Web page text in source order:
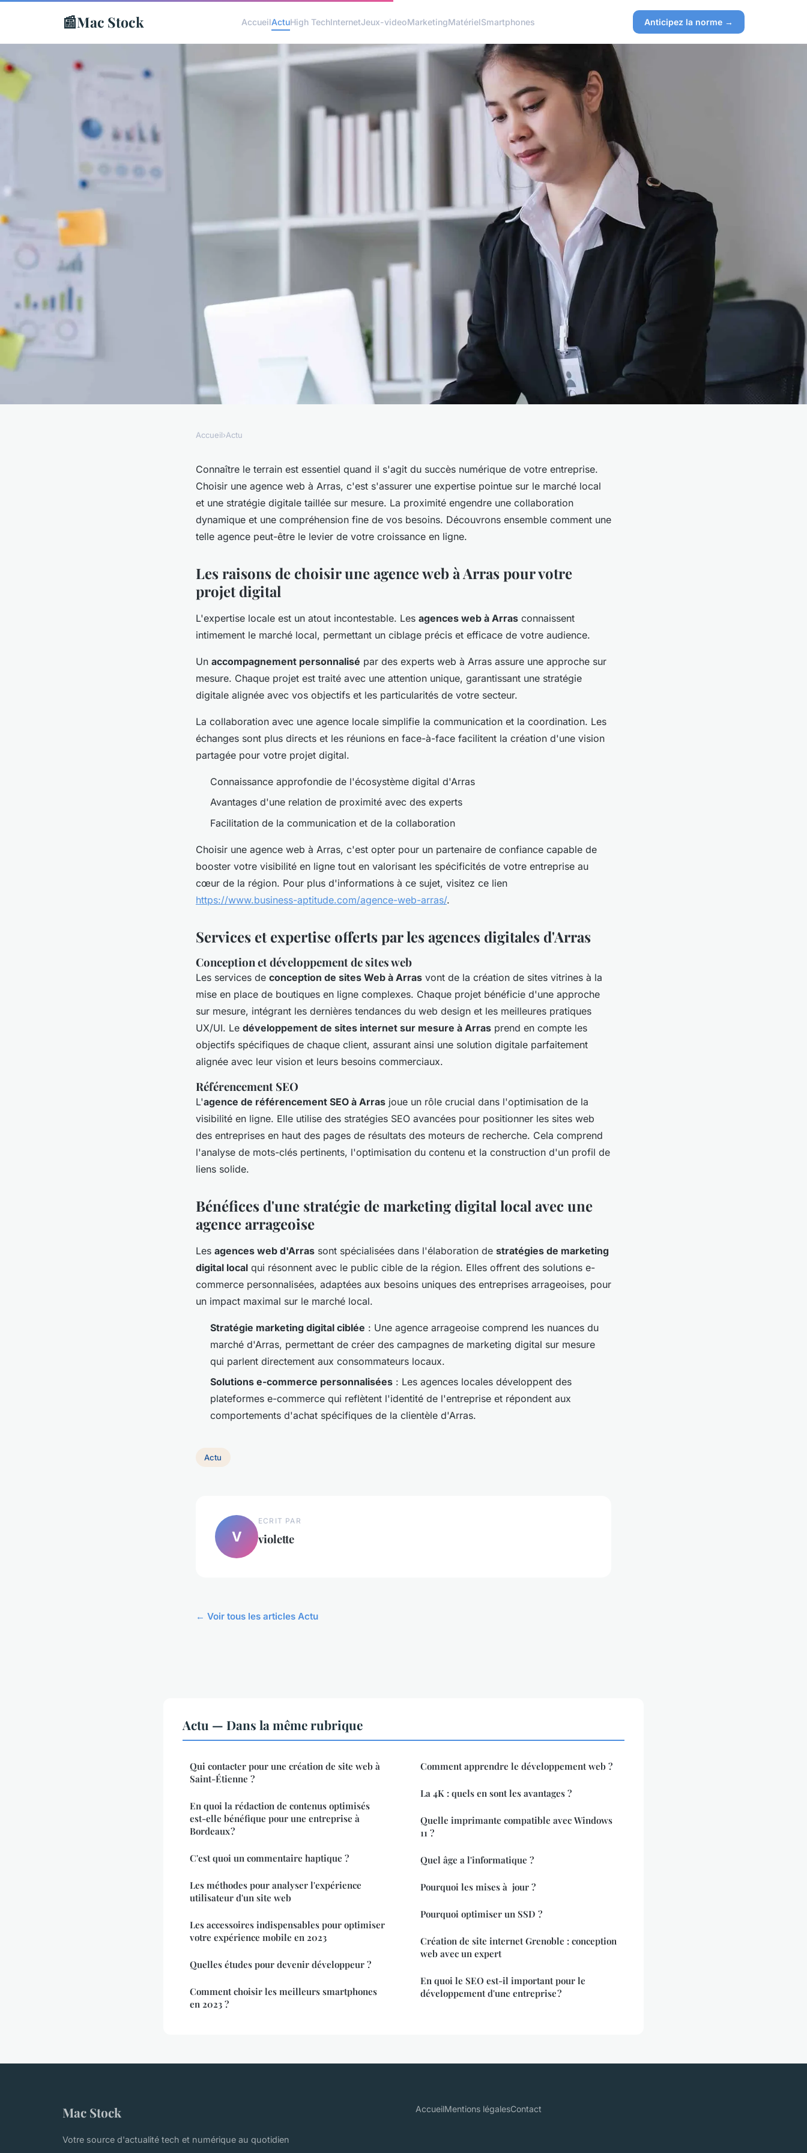
📰Mac Stock AccueilActuHigh TechInternetJeux-videoMarketingMatérielSmartphones Anticipez la norme →
Pourquoi choisir une agence web à
Arras pour votre projet ?
Accueil›Actu
Connaître le terrain est essentiel quand il s'agit du succès numérique de votre entreprise.
Choisir une agence web à Arras, c'est s'assurer une expertise pointue sur le marché local
et une stratégie digitale taillée sur mesure. La proximité engendre une collaboration
dynamique et une compréhension fine de vos besoins. Découvrons ensemble comment une
telle agence peut-être le levier de votre croissance en ligne.
Les raisons de choisir une agence web à Arras pour votre
projet digital
L'expertise locale est un atout incontestable. Les agences web à Arras connaissent
intimement le marché local, permettant un ciblage précis et efficace de votre audience.
Un accompagnement personnalisé par des experts web à Arras assure une approche sur
mesure. Chaque projet est traité avec une attention unique, garantissant une stratégie
digitale alignée avec vos objectifs et les particularités de votre secteur.
La collaboration avec une agence locale simplifie la communication et la coordination. Les
échanges sont plus directs et les réunions en face-à-face facilitent la création d'une vision
partagée pour votre projet digital.
Connaissance approfondie de l'écosystème digital d'Arras
Avantages d'une relation de proximité avec des experts
Facilitation de la communication et de la collaboration
Choisir une agence web à Arras, c'est opter pour un partenaire de confiance capable de
booster votre visibilité en ligne tout en valorisant les spécificités de votre entreprise au
cœur de la région. Pour plus d'informations à ce sujet, visitez ce lien
https://www.business-aptitude.com/agence-web-arras/.
Services et expertise offerts par les agences digitales d'Arras
Conception et développement de sites web
Les services de conception de sites Web à Arras vont de la création de sites vitrines à la
mise en place de boutiques en ligne complexes. Chaque projet bénéficie d'une approche
sur mesure, intégrant les dernières tendances du web design et les meilleures pratiques
UX/UI. Le développement de sites internet sur mesure à Arras prend en compte les
objectifs spécifiques de chaque client, assurant ainsi une solution digitale parfaitement
alignée avec leur vision et leurs besoins commerciaux.
Référencement SEO
L'agence de référencement SEO à Arras joue un rôle crucial dans l'optimisation de la
visibilité en ligne. Elle utilise des stratégies SEO avancées pour positionner les sites web
des entreprises en haut des pages de résultats des moteurs de recherche. Cela comprend
l'analyse de mots-clés pertinents, l'optimisation du contenu et la construction d'un profil de
liens solide.
Bénéfices d'une stratégie de marketing digital local avec une
agence arrageoise
Les agences web d'Arras sont spécialisées dans l'élaboration de stratégies de marketing
digital local qui résonnent avec le public cible de la région. Elles offrent des solutions e-
commerce personnalisées, adaptées aux besoins uniques des entreprises arrageoises, pour
un impact maximal sur le marché local.
Stratégie marketing digital ciblée : Une agence arrageoise comprend les nuances du
marché d'Arras, permettant de créer des campagnes de marketing digital sur mesure
qui parlent directement aux consommateurs locaux.
Solutions e-commerce personnalisées : Les agences locales développent des
plateformes e-commerce qui reflètent l'identité de l'entreprise et répondent aux
comportements d'achat spécifiques de la clientèle d'Arras.
Actu
V
ECRIT PAR
violette
← Voir tous les articles Actu
Actu — Dans la même rubrique
Qui contacter pour une création de site web à
Saint-Étienne ?
En quoi la rédaction de contenus optimisés
est-elle bénéfique pour une entreprise à
Bordeaux ?
C'est quoi un commentaire haptique ?
Les méthodes pour analyser l'expérience
utilisateur d'un site web
Les accessoires indispensables pour optimiser
votre expérience mobile en 2023
Quelles études pour devenir développeur ?
Comment choisir les meilleurs smartphones
en 2023 ?
Comment apprendre le développement web ?
La 4K : quels en sont les avantages ?
Quelle imprimante compatible avec Windows
11 ?
Quel âge a l'informatique ?
Pourquoi les mises à jour ?
Pourquoi optimiser un SSD ?
Création de site internet Grenoble : conception
web avec un expert
En quoi le SEO est-il important pour le
développement d'une entreprise ?
Mac Stock
Votre source d'actualité tech et numérique au quotidien
AccueilMentions légalesContact